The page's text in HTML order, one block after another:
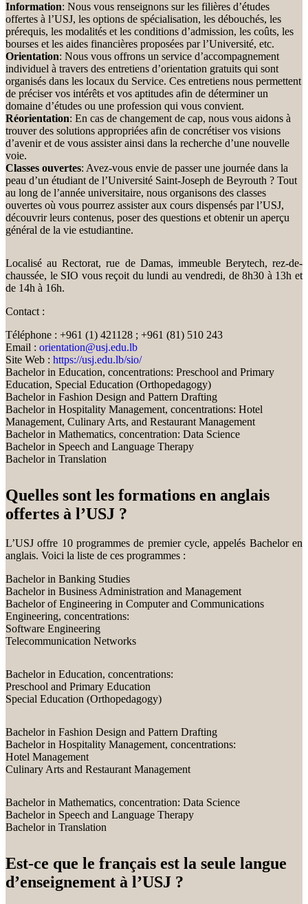
Information: Nous vous renseignons sur les filières d’études
offertes à l’USJ, les options de spécialisation, les débouchés, les
prérequis, les modalités et les conditions d’admission, les coûts, les
bourses et les aides financières proposées par l’Université, etc.
Orientation: Nous vous offrons un service d’accompagnement
individuel à travers des entretiens d’orientation gratuits qui sont
organisés dans les locaux du Service. Ces entretiens nous permettent
de préciser vos intérêts et vos aptitudes afin de déterminer un
domaine d’études ou une profession qui vous convient.
Réorientation: En cas de changement de cap, nous vous aidons à
trouver des solutions appropriées afin de concrétiser vos visions
d’avenir et de vous assister ainsi dans la recherche d’une nouvelle
voie.
Classes ouvertes: Avez-vous envie de passer une journée dans la
peau d’un étudiant de l’Université Saint-Joseph de Beyrouth ? Tout
au long de l’année universitaire, nous organisons des classes
ouvertes où vous pourrez assister aux cours dispensés par l’USJ,
découvrir leurs contenus, poser des questions et obtenir un aperçu
général de la vie estudiantine.
Localisé au Rectorat, rue de Damas, immeuble Berytech, rez-de-
chaussée, le SIO vous reçoit du lundi au vendredi, de 8h30 à 13h et
de 14h à 16h.
Contact :
Téléphone : +961 (1) 421128 ; +961 (81) 510 243
Email : orientation@usj.edu.lb
Site Web : https://usj.edu.lb/sio/
Bachelor in Education, concentrations: Preschool and Primary
Education, Special Education (Orthopedagogy)
Bachelor in Fashion Design and Pattern Drafting
Bachelor in Hospitality Management, concentrations: Hotel
Management, Culinary Arts, and Restaurant Management
Bachelor in Mathematics, concentration: Data Science
Bachelor in Speech and Language Therapy
Bachelor in Translation
Quelles sont les formations en anglais
offertes à l’USJ ?
L’USJ offre 10 programmes de premier cycle, appelés Bachelor en
anglais. Voici la liste de ces programmes :
Bachelor in Banking Studies
Bachelor in Business Administration and Management
Bachelor of Engineering in Computer and Communications
Engineering, concentrations:
Software Engineering
Telecommunication Networks
Bachelor in Education, concentrations:
Preschool and Primary Education
Special Education (Orthopedagogy)
Bachelor in Fashion Design and Pattern Drafting
Bachelor in Hospitality Management, concentrations:
Hotel Management
Culinary Arts and Restaurant Management
Bachelor in Mathematics, concentration: Data Science
Bachelor in Speech and Language Therapy
Bachelor in Translation
Est-ce que le français est la seule langue
d’enseignement à l’USJ ?